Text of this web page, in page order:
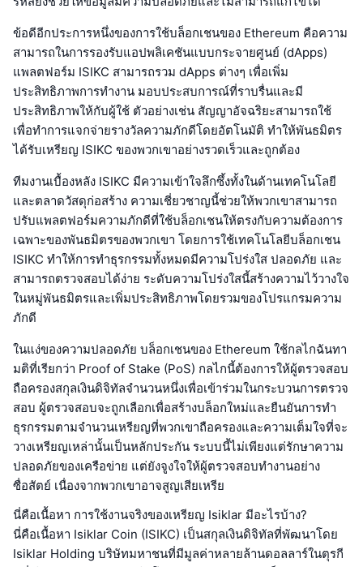
ข้อดีอีกประการหนึ่งของการใช้บล็อกเชนของ Ethereum คือความ
สามารถในการรองรับแอปพลิเคชันแบบกระจายศูนย์ (dApps)
แพลตฟอร์ม ISIKC สามารถรวม dApps ต่างๆ เพื่อเพิ่ม
ประสิทธิภาพการทำงาน มอบประสบการณ์ที่ราบรื่นและมี
ประสิทธิภาพให้กับผู้ใช้ ตัวอย่างเช่น สัญญาอัจฉริยะสามารถใช้
เพื่อทำการแจกจ่ายรางวัลความภักดีโดยอัตโนมัติ ทำให้พันธมิตร
ได้รับเหรียญ ISIKC ของพวกเขาอย่างรวดเร็วและถูกต้อง
ทีมงานเบื้องหลัง ISIKC มีความเข้าใจลึกซึ้งทั้งในด้านเทคโนโลยี
และตลาดวัสดุก่อสร้าง ความเชี่ยวชาญนี้ช่วยให้พวกเขาสามารถ
ปรับแพลตฟอร์มความภักดีที่ใช้บล็อกเชนให้ตรงกับความต้องการ
เฉพาะของพันธมิตรของพวกเขา โดยการใช้เทคโนโลยีบล็อกเชน
ISIKC ทำให้การทำธุรกรรมทั้งหมดมีความโปร่งใส ปลอดภัย และ
สามารถตรวจสอบได้ง่าย ระดับความโปร่งใสนี้สร้างความไว้วางใจ
ในหมู่พันธมิตรและเพิ่มประสิทธิภาพโดยรวมของโปรแกรมความ
ภักดี
ในแง่ของความปลอดภัย บล็อกเชนของ Ethereum ใช้กลไกฉันทา
มติที่เรียกว่า Proof of Stake (PoS) กลไกนี้ต้องการให้ผู้ตรวจสอบ
ถือครองสกุลเงินดิจิทัลจำนวนหนึ่งเพื่อเข้าร่วมในกระบวนการตรวจ
สอบ ผู้ตรวจสอบจะถูกเลือกเพื่อสร้างบล็อกใหม่และยืนยันการทำ
ธุรกรรมตามจำนวนเหรียญที่พวกเขาถือครองและความเต็มใจที่จะ
วางเหรียญเหล่านั้นเป็นหลักประกัน ระบบนี้ไม่เพียงแต่รักษาความ
ปลอดภัยของเครือข่าย แต่ยังจูงใจให้ผู้ตรวจสอบทำงานอย่าง
ซื่อสัตย์ เนื่องจากพวกเขาอาจสูญเสียเหรีย
นี่คือเนื้อหา การใช้งานจริงของเหรียญ Isiklar มีอะไรบ้าง?
นี่คือเนื้อหา Isiklar Coin (ISIKC) เป็นสกุลเงินดิจิทัลที่พัฒนาโดย
Isiklar Holding บริษัทมหาชนที่มีมูลค่าหลายล้านดอลลาร์ในตุรกี